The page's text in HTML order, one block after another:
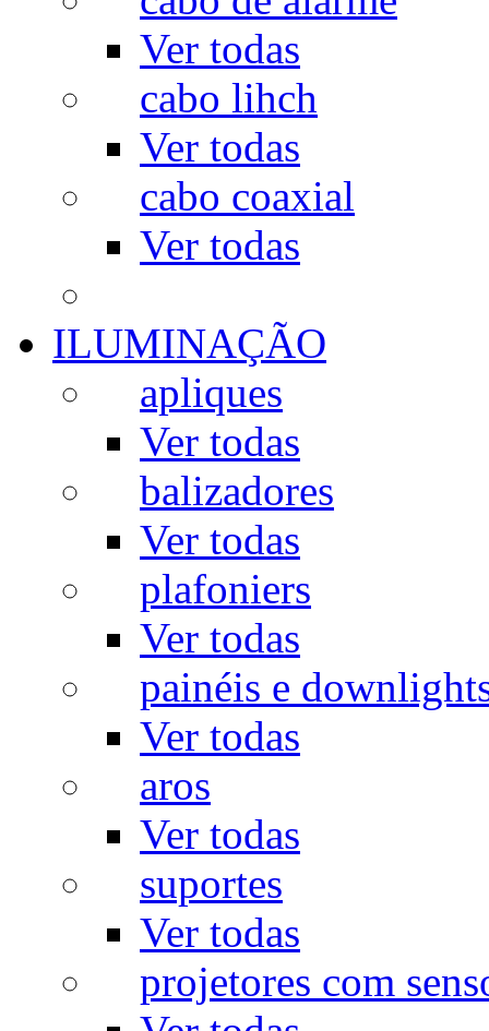
Ver todas
cabo lihch
Ver todas
cabo coaxial
Ver todas
ILUMINAÇÃO
apliques
Ver todas
balizadores
Ver todas
plafoniers
Ver todas
painéis e
Ver todas
aros
Ver todas
suportes
Ver todas
projetores com